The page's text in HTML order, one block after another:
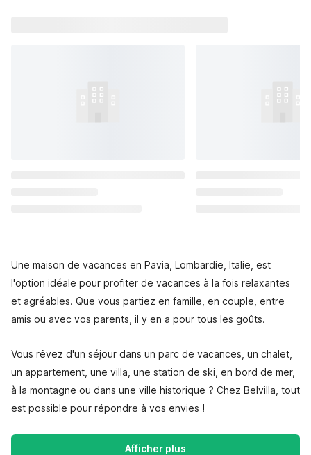
Une maison de vacances en Pavia, Lombardie, Italie, est
l'option idéale pour profiter de vacances à la fois relaxantes
et agréables. Que vous partiez en famille, en couple, entre
amis ou avec vos parents, il y en a pour tous les goûts.
Vous rêvez d'un séjour dans un parc de vacances, un chalet,
un appartement, une villa, une station de ski, en bord de mer,
à la montagne ou dans une ville historique ? Chez Belvilla, tout
est possible pour répondre à vos envies !
Afficher plus